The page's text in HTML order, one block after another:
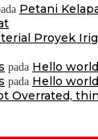
Petani
Proyek
pada Hello
pada Hello
Overrated,